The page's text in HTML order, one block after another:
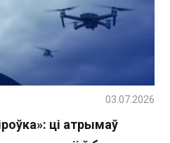
ці атрымаў
03.07.2026